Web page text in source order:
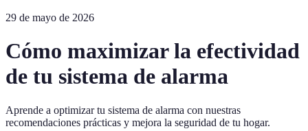
29 de mayo de 2026
Cómo maximizar la efectividad
de tu sistema de alarma
Aprende a optimizar tu sistema de alarma con nuestras
recomendaciones prácticas y mejora la seguridad de tu hogar.